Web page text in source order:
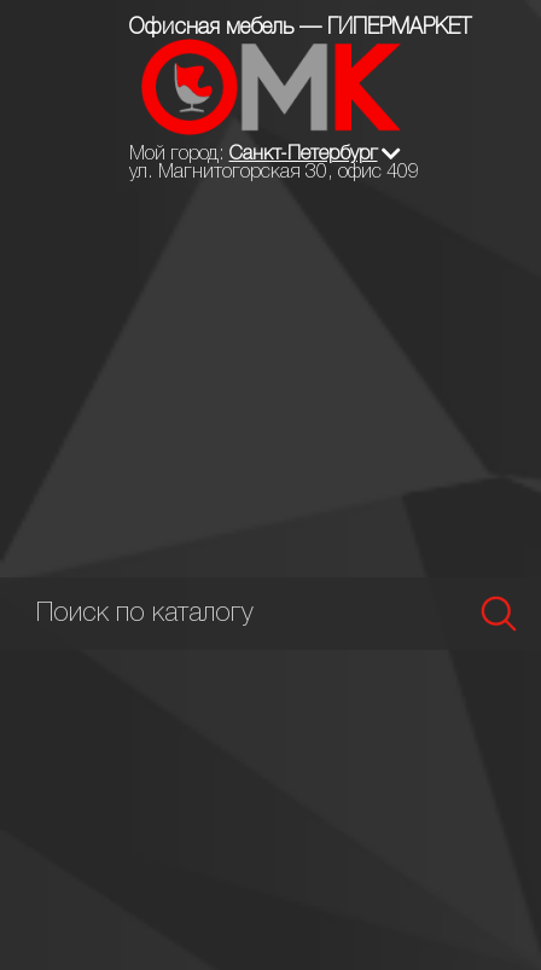
Офисная мебель — ГИПЕРМАРКЕТ
Мой город: Санкт-Петербург
ул. Магнитогорская 30, офис 409